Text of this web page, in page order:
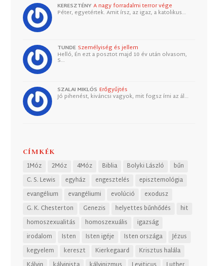
KERESZTÉNY A nagy forradalmi terror vége
Péter, egyetértek. Amit írsz, az igaz, a katolikus…
TUNDE Személyiség és jellem
Helló, Én ezt a posztot majd 10 év után olvasom,
S…
SZALAI MIKLÓS Erőgyűjtés
Jó pihenést, kiváncsi vagyok, mit fogsz írni az ál…
CÍMKÉK
1Móz 2Móz 4Móz Biblia Bolyki László
bűn
C. S. Lewis
egyház engesztelés
episztemológia
evangélium
evangéliumi evolúció
exodusz
G. K. Chesterton
Genezis helyettes bűnhődés
hit
homoszexualitás
homoszexuális
igazság
irodalom
Isten Isten igéje Isten országa
Jézus
kegyelem
kereszt Kierkegaard
Krisztus halála